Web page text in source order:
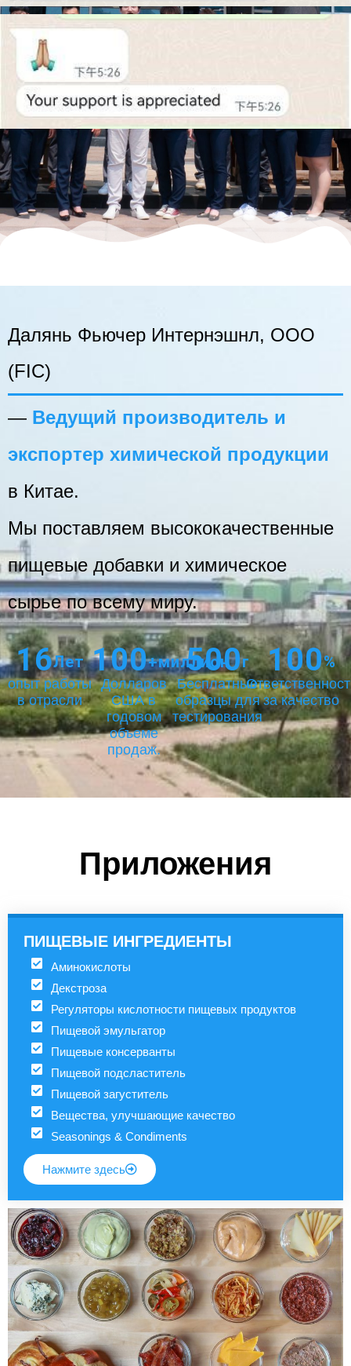
Далянь Фьючер Интернэшнл, ООО
(FIC)
— Ведущий производитель и
экспортер химической продукции
в Китае.
Мы поставляем высококачественные
пищевые добавки и химическое
сырье по всему миру.
опыт работы
в отрасли
16Лет
Долларов
США в
годовом
объеме
продаж.
100+миллион
Бесплатные
образцы для
тестирования
500г
за качество
100%
Приложения
ПИЩЕВЫЕ ИНГРЕДИЕНТЫ
Аминокислоты
Декстроза
Регуляторы кислотности пищевых продуктов
Пищевой эмульгатор
Пищевые консерванты
Пищевой подсластитель
Пищевой загуститель
Вещества, улучшающие качество
Seasonings & Condiments
Нажмите здесь